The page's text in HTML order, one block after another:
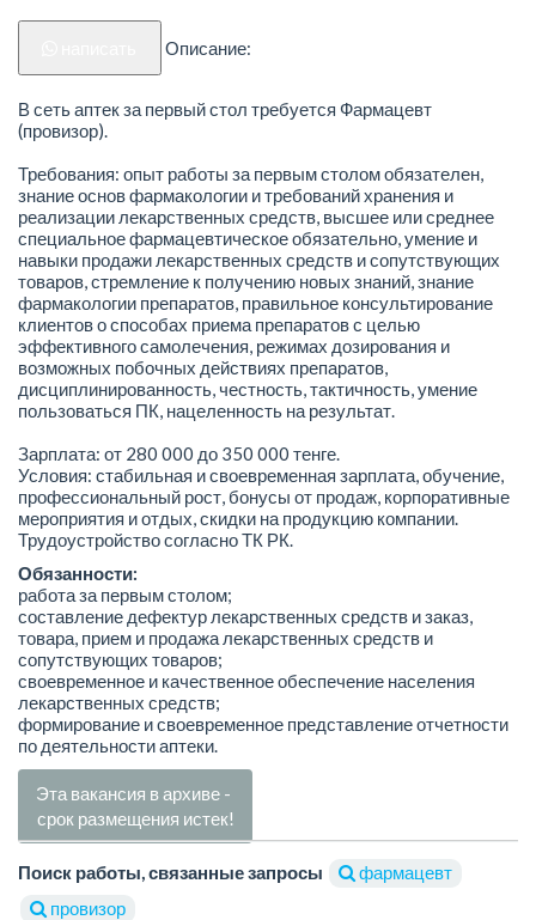
Описание:
В сеть аптек за первый стол требуется Фармацевт
(провизор).
Требования: опыт работы за первым столом обязателен,
знание основ фармакологии и требований хранения и
реализации лекарственных средств, высшее или среднее
специальное фармацевтическое обязательно, умение и
навыки продажи лекарственных средств и сопутствующих
товаров, стремление к получению новых знаний, знание
фармакологии препаратов, правильное консультирование
клиентов о способах приема препаратов с целью
эффективного самолечения, режимах дозирования и
возможных побочных действиях препаратов,
дисциплинированность, честность, тактичность, умение
пользоваться ПК, нацеленность на результат.
Зарплата: от 280 000 до 350 000 тенге.
Условия: стабильная и своевременная зарплата, обучение,
профессиональный рост, бонусы от продаж, корпоративные
мероприятия и отдых, скидки на продукцию компании.
Трудоустройство согласно ТК РК.
Обязанности:
работа за первым столом;
составление дефектур лекарственных средств и заказ,
товара, прием и продажа лекарственных средств и
сопутствующих товаров;
своевременное и качественное обеспечение населения
лекарственных средств;
формирование и своевременное представление отчетности
по деятельности аптеки.
Эта вакансия в архиве -
срок размещения истек!
Поиск работы, связанные запросы
фармацевт
провизор